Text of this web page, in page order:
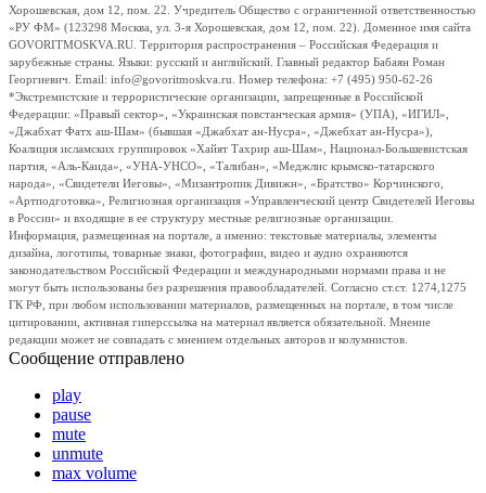
Хорошевская, дом 12, пом. 22. Учредитель Общество с ограниченной ответственностью
«РУ ФМ» (123298 Москва, ул. 3-я Хорошевская, дом 12, пом. 22). Доменное имя сайта
GOVORITMOSKVA.RU. Территория распространения – Российская Федерация и
зарубежные страны. Языки: русский и английский. Главный редактор Бабаян Роман
Георгиевич. Email: info@govoritmoskva.ru. Номер телефона: +7 (495) 950-62-26
*Экстремистские и террористические организации, запрещенные в Российской
Федерации: «Правый сектор», «Украинская повстанческая армия» (УПА), «ИГИЛ»,
«Джабхат Фатх аш-Шам» (бывшая «Джабхат ан-Нусра», «Джебхат ан-Нусра»),
Коалиция исламских группировок «Хайят Тахрир аш-Шам», Национал-Большевистская
партия, «Аль-Каида», «УНА-УНСО», «Талибан», «Меджлис крымско-татарского
народа», «Свидетели Иеговы», «Мизантропик Дивижн», «Братство» Корчинского,
«Артподготовка», Религиозная организация «Управленческий центр Свидетелей Иеговы
в России» и входящие в ее структуру местные религиозные организации.
Информация, размещенная на портале, а именно: текстовые материалы, элементы
дизайна, логотипы, товарные знаки, фотографии, видео и аудио охраняются
законодательством Российской Федерации и международными нормами права и не
могут быть использованы без разрешения правообладателей. Согласно ст.ст. 1274,1275
ГК РФ, при любом использовании материалов, размещенных на портале, в том числе
цитировании, активная гиперссылка на материал является обязательной. Мнение
редакции может не совпадать с мнением отдельных авторов и колумнистов.
Сообщение отправлено
play
pause
mute
unmute
max volume